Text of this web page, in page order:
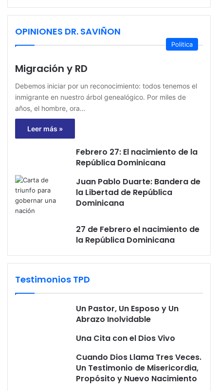
OPINIONES DR. SAVIÑON
Politica
Migración y RD
Debemos iniciar por un reconocimiento: todos tenemos el
inmigrante en nuestro árbol genealógico. Por miles de
años, el hombre, ora…
Leer más »
Febrero 27: El nacimiento de la
República Dominicana
Juan Pablo Duarte: Bandera de
la Libertad de República
Dominicana
27 de Febrero el nacimiento de
la República Dominicana
Testimonios TPD
Un Pastor, Un Esposo y Un
Abrazo Inolvidable
Una Cita con el Dios Vivo
Cuando Dios Llama Tres Veces.
Un Testimonio de Misericordia,
Propósito y Nuevo Nacimiento